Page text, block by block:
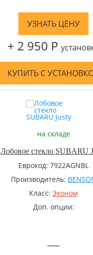
УЗНАТЬ ЦЕНУ
+ 2 950 Р
КУПИТЬ С
на складе
Лобовое стекло SUBARU
Еврокод: 7922AGNBL
Производитель:
Класс: Эконом
Доп. опции:
—